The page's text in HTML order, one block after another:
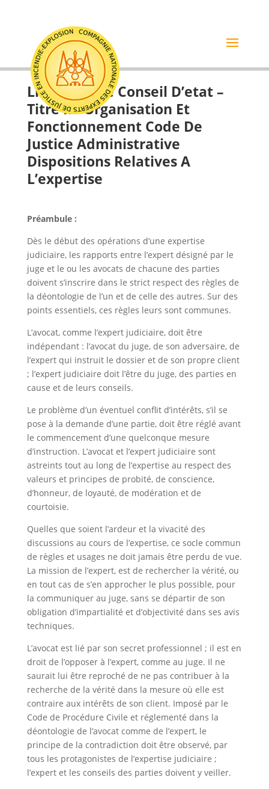
Livre 1Er : Le Conseil D’etat –
Titre Ii : Organisation Et
Fonctionnement Code De
Justice Administrative
Dispositions Relatives A
L’expertise
Préambule :
Dès le début des opérations d’une expertise
judiciaire, les rapports entre l’expert désigné par le
juge et le ou les avocats de chacune des parties
doivent s’inscrire dans le strict respect des règles de
la déontologie de l’un et de celle des autres. Sur des
points essentiels, ces règles leurs sont communes.
L’avocat, comme l’expert judiciaire, doit être
indépendant : l’avocat du juge, de son adversaire, de
l’expert qui instruit le dossier et de son propre client
; l’expert judiciaire doit l’être du juge, des parties en
cause et de leurs conseils.
Le problème d’un éventuel conflit d’intérêts, s’il se
pose à la demande d’une partie, doit être réglé avant
le commencement d’une quelconque mesure
d’instruction. L’avocat et l’expert judiciaire sont
astreints tout au long de l’expertise au respect des
valeurs et principes de probité, de conscience,
d’honneur, de loyauté, de modération et de
courtoisie.
Quelles que soient l’ardeur et la vivacité des
discussions au cours de l’expertise, ce socle commun
de règles et usages ne doit jamais être perdu de vue.
La mission de l’expert, est de rechercher la vérité, ou
en tout cas de s’en approcher le plus possible, pour
la communiquer au juge, sans se départir de son
obligation d’impartialité et d’objectivité dans ses avis
techniques.
L’avocat est lié par son secret professionnel ; il est en
droit de l’opposer à l’expert, comme au juge. Il ne
saurait lui être reproché de ne pas contribuer à la
recherche de la vérité dans la mesure où elle est
contraire aux intérêts de son client. Imposé par le
Code de Procédure Civile et réglementé dans la
déontologie de l’avocat comme de l’expert, le
principe de la contradiction doit être observé, par
tous les protagonistes de l’expertise judiciaire ;
l’expert et les conseils des parties doivent y veiller.